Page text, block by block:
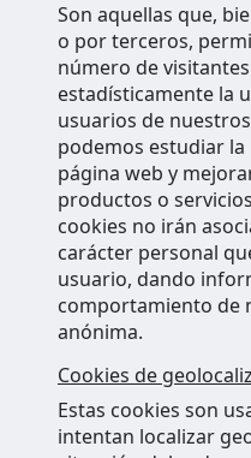
Son aquellas que,
o por terceros,
número de
estadísticamente la
usuarios de
podemos estudiar
página web y
productos o
cookies no irán
carácter personal
usuario, dando
comportamiento de
anónima.
Cookies de
Estas cookies son
intentan localizar